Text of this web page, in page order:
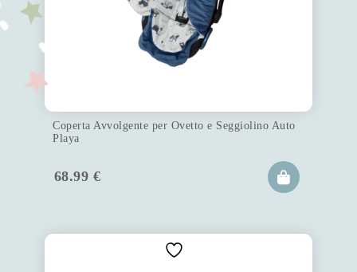
Coperta Avvolgente per Ovetto e Seggiolino Auto
Playa
68.99 €